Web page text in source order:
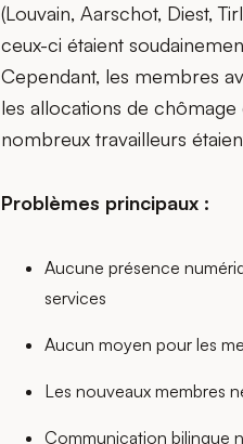
(Louvain, Aarschot, Diest,
ceux-ci étaient
Cependant, les membres
les allocations de chômage
nombreux travailleurs
Problèmes principaux :
Aucune présence
services
Aucun moyen pour les
Les nouveaux membres
Communication bilingue